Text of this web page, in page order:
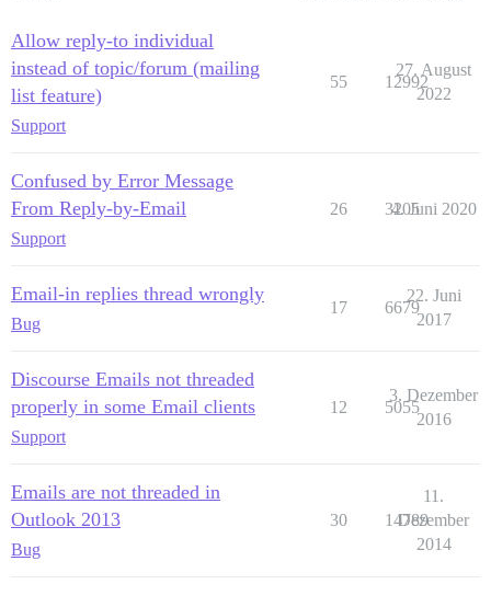
Allow reply-to individual
instead of topic/forum (mailing
list feature)
Support
55 12992
27. August
2022
Confused by Error Message
From Reply-by-Email
Support
26 3205
4. Juni 2020
Email-in replies thread wrongly
Bug
17 6679
22. Juni
2017
Discourse Emails not threaded
properly in some Email clients
Support
12 5055
3. Dezember
2016
Emails are not threaded in
Outlook 2013
Bug
30 14789
11.
Dezember
2014